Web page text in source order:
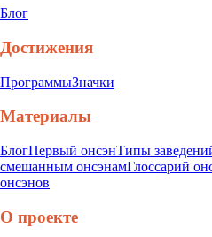
Блог
Достижения
ПрограммыЗначки
Материалы
БлогПервый онсэнТипы
смешанным онсэнамГлоссарий
онсэнов
О проекте